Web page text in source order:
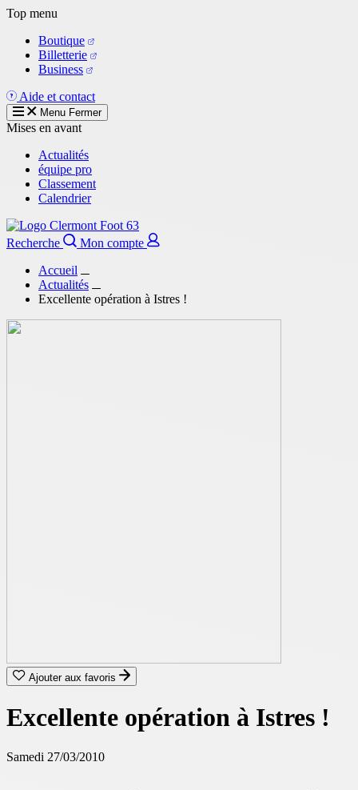
Aller
contenu
principal
Top menu
Boutique
Billetterie
Business
Aide et contact
Menu Fermer
Mises en avant
Actualités
équipe pro
Classement
Calendrier
Recherche
Mon compte
Accueil
Actualités
Excellente opération à Istres !
Ajouter aux favoris
Excellente opération à Istres !
Samedi 27/03/2010